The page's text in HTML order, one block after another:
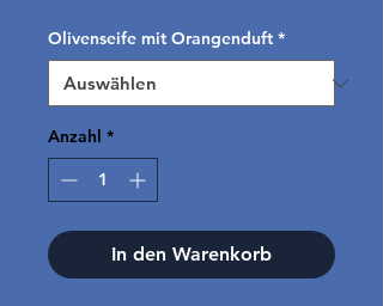
Olivenseife mit Orangenduft *
Anzahl *
In den Warenkorb